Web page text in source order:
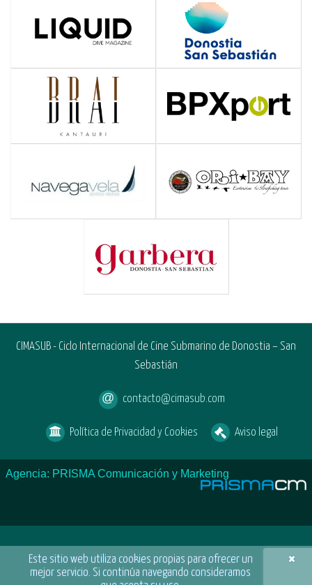
×
Este sitio web utiliza cookies propias para ofrecer un
mejor servicio. Si continúa navegando consideramos
CIMASUB - Ciclo Internacional de Cine Submarino de Donostia – San
Sebastián
contacto@cimasub.com
Política de Privacidad y Cookies Aviso legal
Agencia: PRISMA Comunicación y Marketing